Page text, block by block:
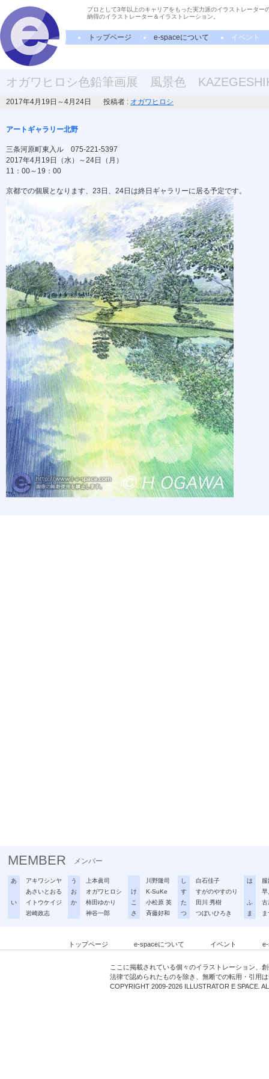
プロとして3年以上のキャリアをもった実力派のイラストレーター
納得のイラストレーター＆イラストレーション。
トップページ e-spaceについて イベント
オガワヒロシ色鉛筆画展 風景色
2017年4月19日～4月24日 投稿者 : オガワヒロシ
アートギャラリー北野
三条河原町東入ル 075-221-5397
2017年4月19日（水）～24日（月）
11：00～19：00
京都での個展となります、23日、24日は終日ギャラリーに居る予定です。
MEMBER メンバー
あ
アキワシンヤ
あさいとおる
い
イトウケイジ
岩崎政志
う
上本眞司
お
オガワヒロシ
か
柿田ゆかり
神谷一郎
川野隆司
け
K-SuKe
こ
小松原 英
さ
斉藤好和
し
白石佳子
す
すがのやすのり
た
田川 秀樹
つ
つぼいひろき
は
早
ふ
古
ま
トップページ e-spaceについて イベント
ここに掲載されている個々のイラストレーション、
法律で認められたものを除き、無断での転用・引用
COPYRIGHT 2009-2026 ILLUSTRATOR E SPACE.